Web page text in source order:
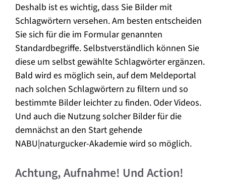
Deshalb ist es wichtig, dass Sie Bilder mit
Schlagwörtern versehen. Am besten entscheiden
Sie sich für die im Formular genannten
Standardbegriffe. Selbstverständlich können Sie
diese um selbst gewählte Schlagwörter ergänzen.
Bald wird es möglich sein, auf dem Meldeportal
nach solchen Schlagwörtern zu filtern und so
bestimmte Bilder leichter zu finden. Oder Videos.
Und auch die Nutzung solcher Bilder für die
demnächst an den Start gehende
NABU|naturgucker-Akademie wird so möglich.
Achtung, Aufnahme! Und Action!